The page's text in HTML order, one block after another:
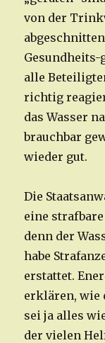
von der
alle
richtig
das Wasser
brauchbar
wieder gut.
Die
eine
denn der
habe
erstattet.
erklären, wie
sei ja alles
der vielen